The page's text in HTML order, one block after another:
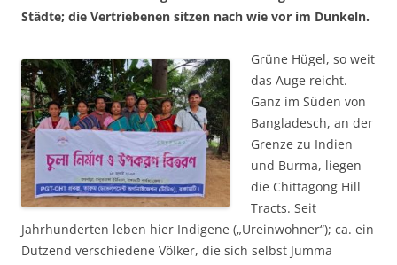
Städte; die Vertriebenen sitzen nach wie vor im Dunkeln.
Grüne Hügel, so weit
das Auge reicht.
Ganz im Süden von
Bangla­desch, an der
Grenze zu Indien
und Burma, liegen
die Chittagong Hill
Tracts. Seit
Jahrhundert­en leben hier Indigene („Ureinwohner“); ca. ein
Dutzend ver­schie­dene Völker, die sich selbst Jumma